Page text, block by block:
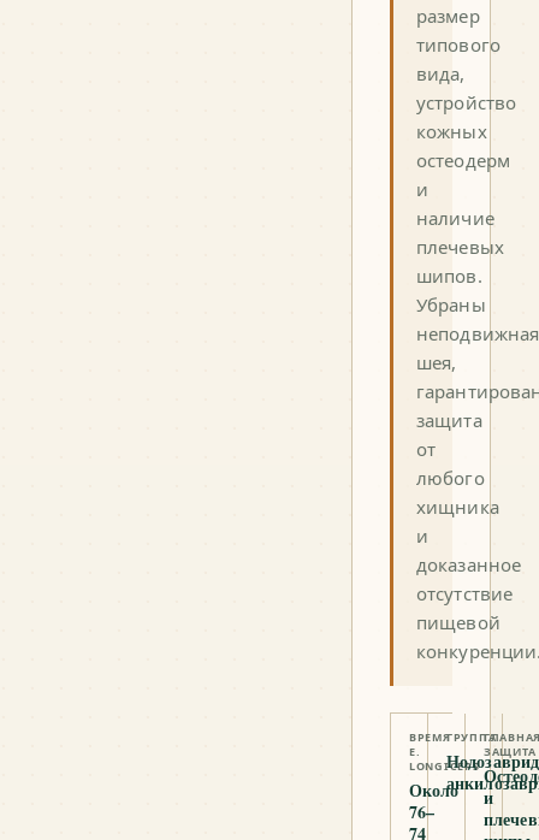
размер
типового
вида,
устройство
кожных
остеодерм
и
наличие
плечевых
шипов.
Убраны
неподвижная
шея,
защита
от
любого
хищника
и
доказанное
отсутствие
пищевой
ВРЕМЯ
E.
LONGICEPS
Около
76–
74
ГРУППА
ЗАЩИТА
и